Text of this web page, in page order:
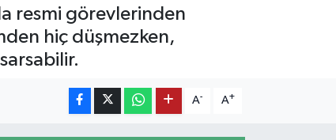
resmi görevlerinden
hiç düşmezken,
A- A+